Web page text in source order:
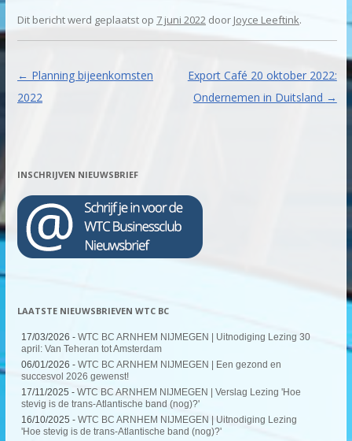
Dit bericht werd geplaatst op 7 juni 2022 door Joyce Leeftink.
Berichtnavigatie
← Planning bijeenkomsten
2022
Export Café 20 oktober 2022:
Ondernemen in Duitsland →
INSCHRIJVEN NIEUWSBRIEF
LAATSTE NIEUWSBRIEVEN WTC BC
17/03/2026 - WTC BC ARNHEM NIJMEGEN | Uitnodiging Lezing 30
april: Van Teheran tot Amsterdam
06/01/2026 - WTC BC ARNHEM NIJMEGEN | Een gezond en
succesvol 2026 gewenst!
17/11/2025 - WTC BC ARNHEM NIJMEGEN | Verslag Lezing 'Hoe
stevig is de trans-Atlantische band (nog)?'
16/10/2025 - WTC BC ARNHEM NIJMEGEN | Uitnodiging Lezing
'Hoe stevig is de trans-Atlantische band (nog)?'